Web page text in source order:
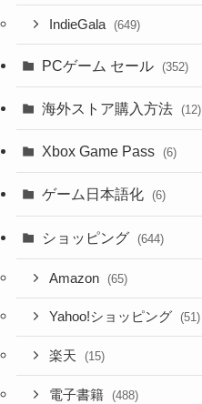
IndieGala (649)
PCゲーム セール (352)
海外ストア購入方法 (12)
Xbox Game Pass (6)
ゲーム日本語化 (6)
ショッピング (644)
Amazon (65)
Yahoo!ショッピング (51)
楽天 (15)
電子書籍 (488)